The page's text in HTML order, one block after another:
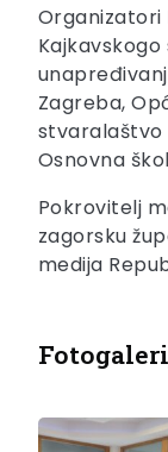
Organizatori
Zagreba,
stvaralaštvo
Osnovna
Pokrovitelj
zagorsku
medija